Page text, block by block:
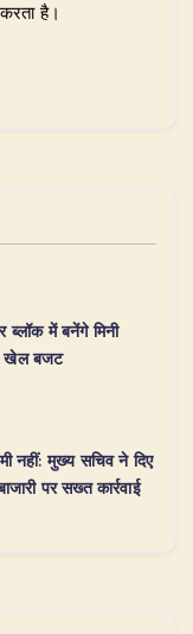
है।
ब्लॉक में बनेंगे मिनी
खेल बजट
नहीं: मुख्य सचिव ने दिए
पर सख्त कार्रवाई